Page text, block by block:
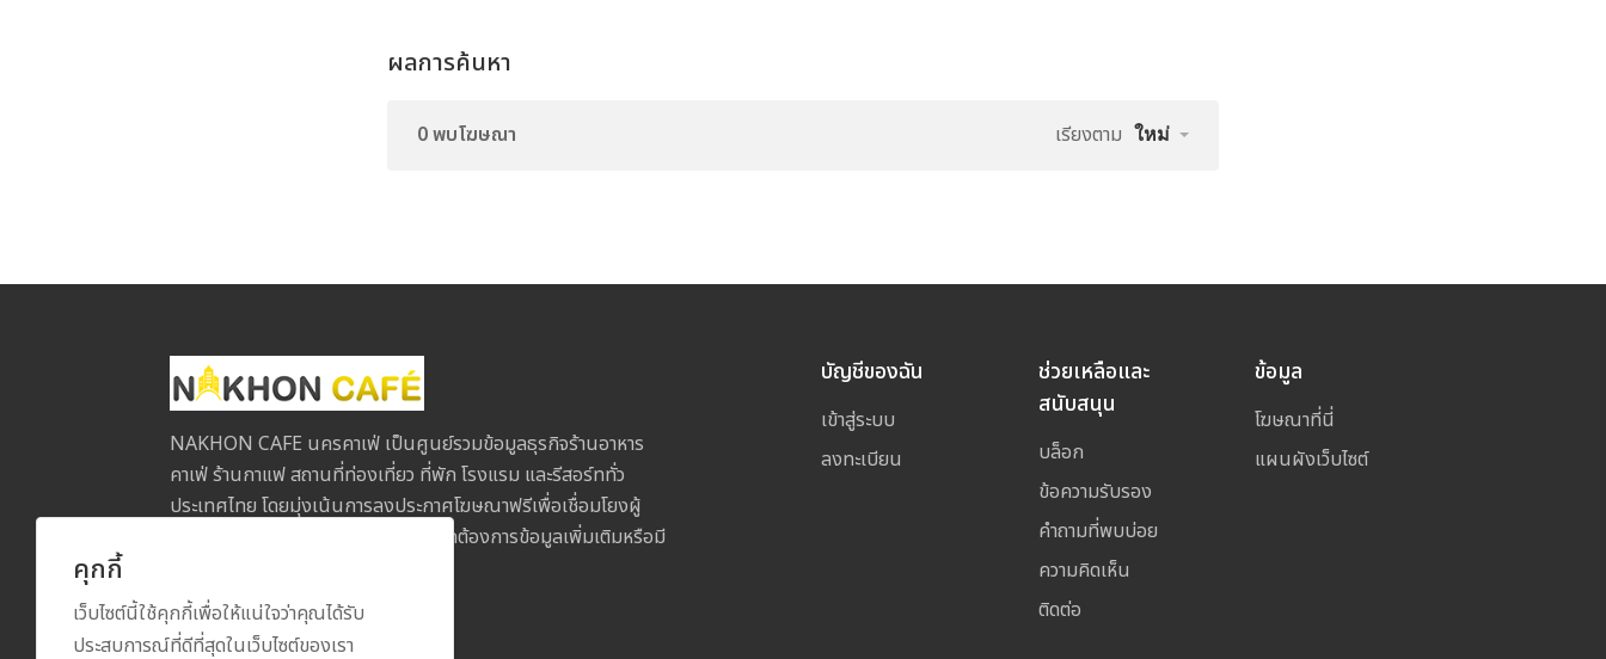
ผลการค้นหา
0 พบโฆษณา เรียงตาม ใหม่
NAKHON CAFE นครคาเฟ่ เป็นศูนย์รวมข้อมูลธุรกิจร้านอาหาร
คาเฟ่ ร้านกาแฟ สถานที่ท่องเที่ยว ที่พัก โรงแรม และรีสอร์ททั่ว
ประเทศไทย โดยมุ่งเน้นการลงประกาศโฆษณาฟรีเพื่อเชื่อมโยงผู้
ประกอบการกับลูกค้าในทุกภูมิภาค หากต้องการข้อมูลเพิ่มเติมหรือมี
บัญชีของฉัน
เข้าสู่ระบบ
ลงทะเบียน
ช่วยเหลือและ
สนับสนุน
บล็อก
ข้อความรับรอง
คำถามที่พบบ่อย
ความคิดเห็น
ติดต่อ
ข้อมูล
โฆษณาที่นี่
แผนผังเว็บไซต์
คุกกี้
เว็บไซต์นี้ใช้คุกกี้เพื่อให้แน่ใจว่าคุณได้รับ
ประสบการณ์ที่ดีที่สุดในเว็บไซต์ของเรา